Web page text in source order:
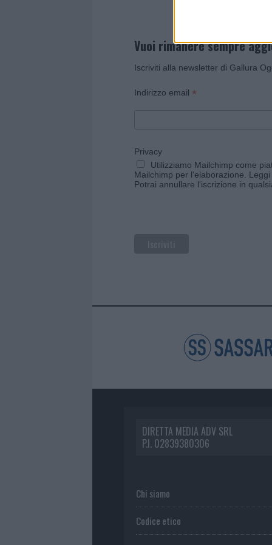
Vuoi rimanere sempre
Iscriviti alla newsletter di Gallura
Indirizzo email *
Privacy
Utilizziamo Mailchimp come
Mailchimp per l'elaborazione.
Potrai annullare l'iscrizione in
DIRETTA MEDIA ADV SRL
P.I. 02839380306
Chi siamo
Codice etico